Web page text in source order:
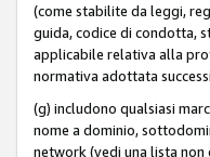
(come stabilite da leggi,
guida, codice di condotta,
applicabile relativa alla
normativa adottata
(g) includono qualsiasi
nome a dominio,
network (vedi una lista non